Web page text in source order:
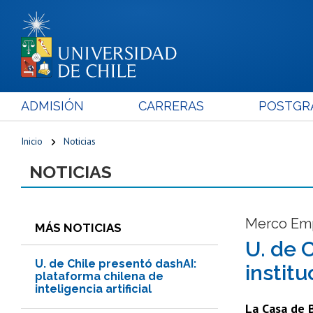
ADMISIÓN CARRERAS
Inicio Noticias
NOTICIAS
MÁS NOTICIAS
U. de Chile presentó dashAI:
plataforma chilena de
inteligencia artificial
Merco
U. de
La Casa